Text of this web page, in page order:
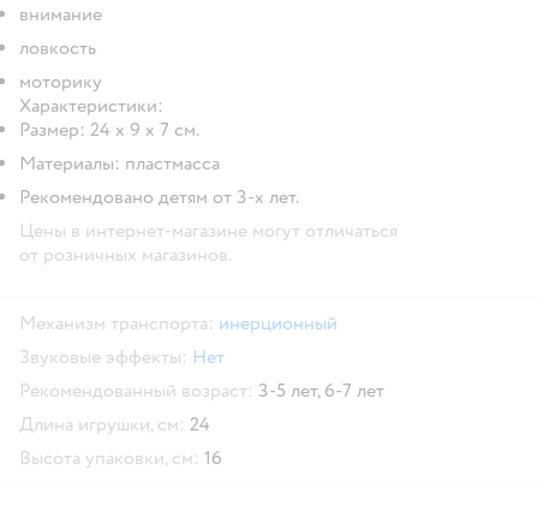
внимание
ловкость
моторику
Характеристики:
Размер: 24 х 9 х 7 см.
Материалы: пластмасса
Рекомендовано детям от 3-х лет.
Цены в интернет-магазине могут отличаться
от розничных магазинов.
Механизм транспорта: инерционный
Звуковые эффекты: Нет
Рекомендованный возраст: 3-5 лет, 6-7 лет
Длина игрушки, см: 24
Высота упаковки, см: 16